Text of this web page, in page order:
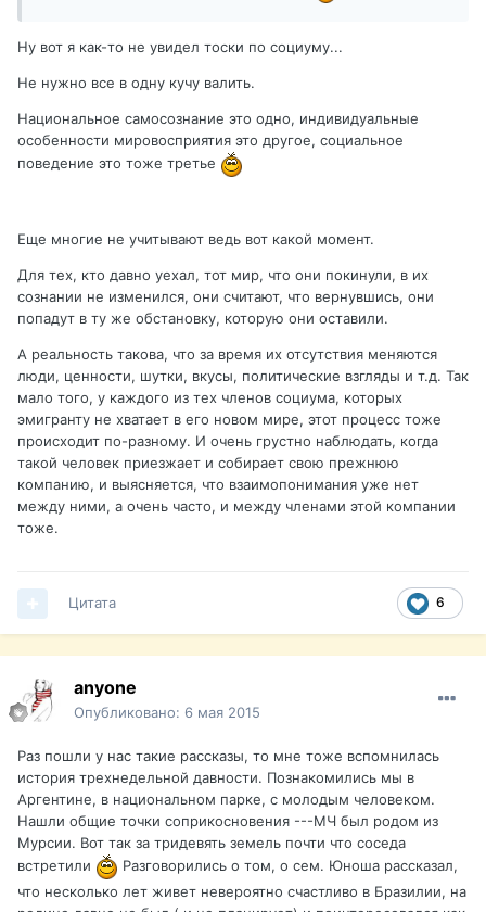
Ну вот я как-то не увидел тоски по социуму...
Не нужно все в одну кучу валить.
Национальное самосознание это одно, индивидуальные
особенности мировосприятия это другое, социальное
поведение это тоже третье
Еще многие не учитывают ведь вот какой момент.
Для тех, кто давно уехал, тот мир, что они покинули, в их
сознании не изменился, они считают, что вернувшись, они
попадут в ту же обстановку, которую они оставили.
А реальность такова, что за время их отсутствия меняются
люди, ценности, шутки, вкусы, политические взгляды и т.д. Так
мало того, у каждого из тех членов социума, которых
эмигранту не хватает в его новом мире, этот процесс тоже
происходит по-разному. И очень грустно наблюдать, когда
такой человек приезжает и собирает свою прежнюю
компанию, и выясняется, что взаимопонимания уже нет
между ними, а очень часто, и между членами этой компании
тоже.
6
Цитата
anyone
Опубликовано: 6 мая 2015
Раз пошли у нас такие рассказы, то мне тоже вспомнилась
история трехнедельной давности. Познакомились мы в
Аргентине, в национальном парке, с молодым человеком.
Нашли общие точки соприкосновения ---МЧ был родом из
Мурсии. Вот так за тридевять земель почти что соседа
встретили
Разговорились о том, о сем. Юноша рассказал,
что несколько лет живет невероятно счастливо в Бразилии, на